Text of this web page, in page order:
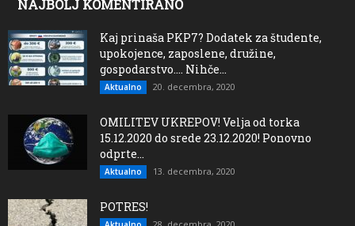
NAJBOLJ KOMENTIRANO
Kaj prinaša PKP7? Dodatek za študente,
upokojence, zaposlene, družine,
gospodarstvo…. Nihče...
Aktualno 20. decembra, 2020
OMILITEV UKREPOV! Velja od torka
15.12.2020 do srede 23.12.2020! Ponovno
odprte...
Aktualno 13. decembra, 2020
POTRES!